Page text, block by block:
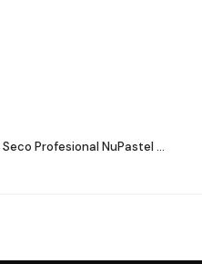
Profesional NuPastel ...